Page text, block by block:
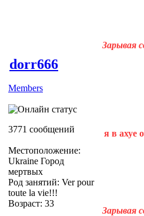
Зарывая
dorr666
Members
3771 сообщений
Местоположение:
Ukraine Город
мертвых
Род занятий: Ver pour
toute la vie!!!
Возраст: 33
я в ахуе
Зарывая